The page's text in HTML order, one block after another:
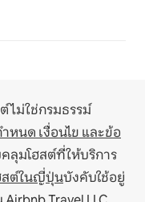
ไม่ใช่กรมธรรม์
หนด เงื่อนไข และข้อ
ลุมโฮสต์ที่ให้บริการ
สต์ในญี่ปุ่นบังคับใช้อยู่